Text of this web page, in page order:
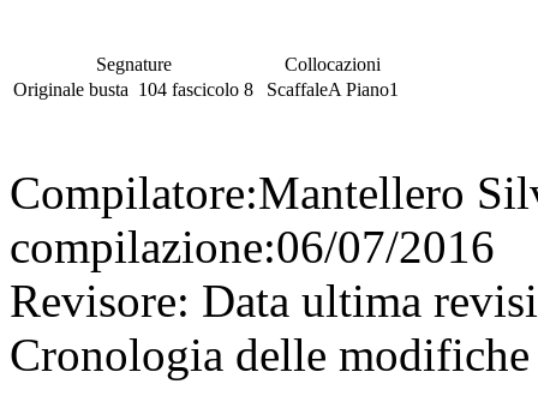
Segnature
Originale busta 104 fascicolo 8
Collocazioni
ScaffaleA Piano1
Compilatore:Mantellero
compilazione:06/07/2016
Revisore: Data ultima
Cronologia delle